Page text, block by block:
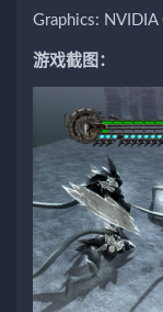
Graphics:
游戏截图：